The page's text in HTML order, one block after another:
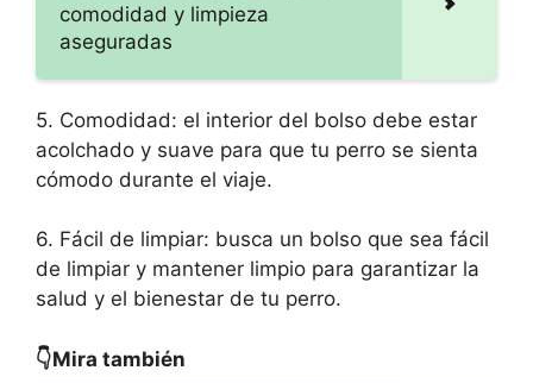
comodidad y limpieza
aseguradas
5. Comodidad: el interior del bolso debe estar
acolchado y suave para que tu perro se sienta
cómodo durante el viaje.
6. Fácil de limpiar: busca un bolso que sea fácil
de limpiar y mantener limpio para garantizar la
salud y el bienestar de tu perro.
👇Mira también